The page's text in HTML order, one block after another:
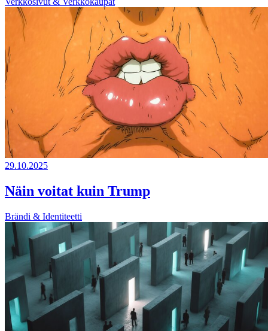
29.10.2025
Näin voitat kuin Trump
Brändi & Identiteetti